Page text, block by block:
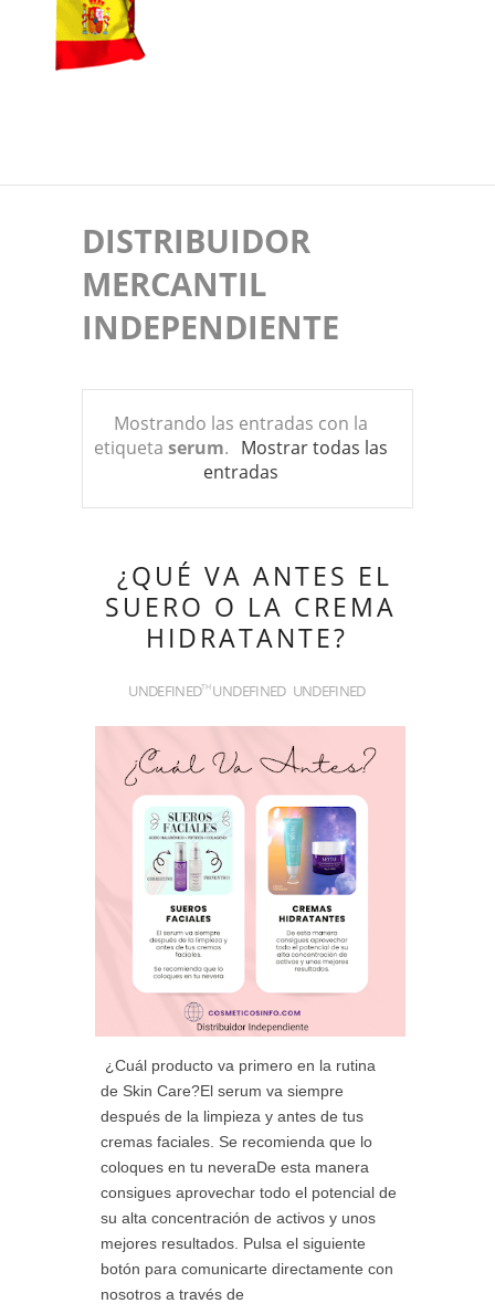
DISTRIBUIDOR
MERCANTIL
INDEPENDIENTE
Mostrando las entradas con la
etiquetaserum. Mostrar todas las
entradas
¿QUÉ VA ANTES EL
SUERO O LA CREMA
HIDRATANTE?
UNDEFINEDTH UNDEFINED UNDEFINED
¿Cuál producto va primero en la rutina
de Skin Care?El serum va siempre
después de la limpieza y antes de tus
cremas faciales. Se recomienda que lo
coloques en tu neveraDe esta manera
consigues aprovechar todo el potencial de
su alta concentración de activos y unos
mejores resultados. Pulsa el siguiente
botón para comunicarte directamente con
nosotros a través de